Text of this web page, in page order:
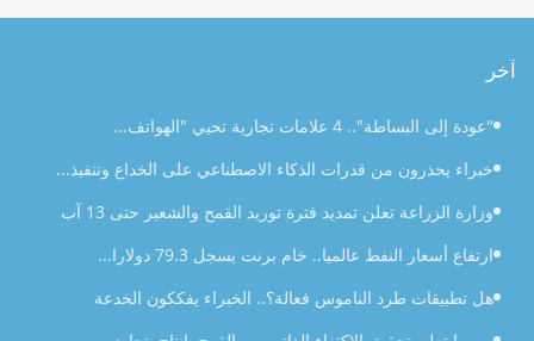
آخر
"عودة إلى البساطة".. 4 علامات تجارية تحيي "الهواتف...
خبراء يحذرون من قدرات الذكاء الاصطناعي على الخداع وتنفيذ...
وزارة الزراعة تعلن تمديد فترة توريد القمح والشعير حتى 13 آب
ارتفاع أسعار النفط عالميا.. خام برنت يسجل 79.3 دولارا...
هل تطبيقات طرد الناموس فعالة؟.. الخبراء يفككون الخدعة